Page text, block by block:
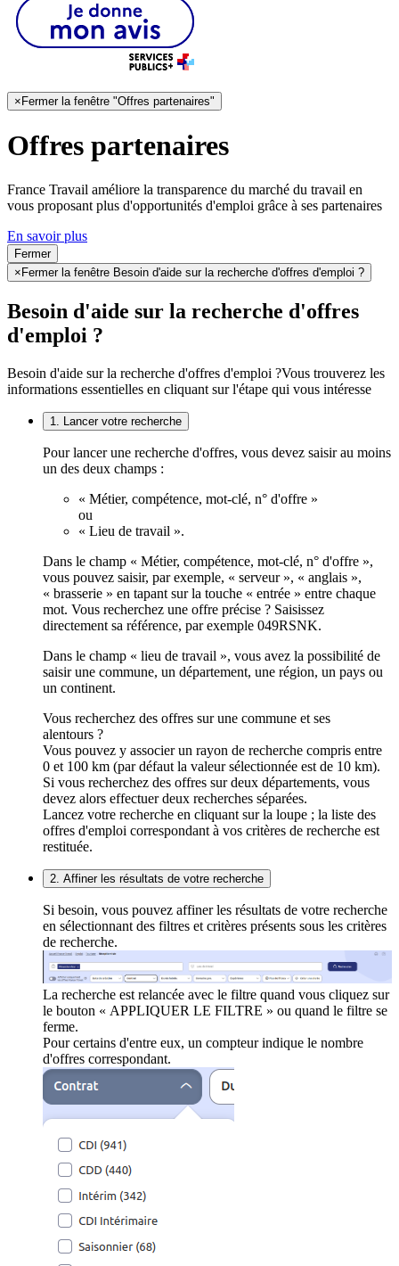
× Fermer la fenêtre "Offres partenaires"
Offres partenaires
France Travail améliore la transparence du marché du travail en
vous proposant plus d'opportunités d'emploi grâce à ses partenaires
En savoir plus
Fermer
× Fermer la fenêtre Besoin d'aide sur la recherche d'offres d'emploi ?
Besoin d'aide sur la recherche d'offres
d'emploi ?
Besoin d'aide sur la recherche d'offres d'emploi ?Vous trouverez les
informations essentielles en cliquant sur l'étape qui vous intéresse
1. Lancer votre recherche
Pour lancer une recherche d'offres, vous devez saisir au moins
un des deux champs :
« Métier, compétence, mot-clé, n° d'offre »
ou
« Lieu de travail ».
Dans le champ « Métier, compétence, mot-clé, n° d'offre »,
vous pouvez saisir, par exemple, « serveur », « anglais »,
« brasserie » en tapant sur la touche « entrée » entre chaque
mot. Vous recherchez une offre précise ? Saisissez
directement sa référence, par exemple 049RSNK.
Dans le champ « lieu de travail », vous avez la possibilité de
saisir une commune, un département, une région, un pays ou
un continent.
Vous recherchez des offres sur une commune et ses
alentours ?
Vous pouvez y associer un rayon de recherche compris entre
0 et 100 km (par défaut la valeur sélectionnée est de 10 km).
Si vous recherchez des offres sur deux départements, vous
devez alors effectuer deux recherches séparées.
Lancez votre recherche en cliquant sur la loupe ; la liste des
offres d'emploi correspondant à vos critères de recherche est
restituée.
2. Affiner les résultats de votre recherche
Si besoin, vous pouvez affiner les résultats de votre recherche
en sélectionnant des filtres et critères présents sous les critères
de recherche.
La recherche est relancée avec le filtre quand vous cliquez sur
le bouton « APPLIQUER LE FILTRE » ou quand le filtre se
ferme.
Pour certains d'entre eux, un compteur indique le nombre
d'offres correspondant.